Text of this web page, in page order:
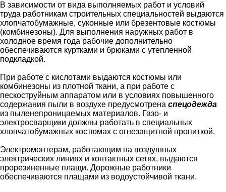
В зависимости от вида выполняемых работ и условий
труда работникам строительных специальностей выдаются
хлопчатобумажные, суконные или брезентовые костюмы
(комбинезоны). Для выполнения наружных работ в
холодное время года рабочие дополнительно
обеспечиваются куртками и брюками с утепленной
подкладкой.
При работе с кислотами выдаются костюмы или
комбинезоны из плотной ткани, а при работе с
пескоструйным аппаратом или в условиях повышенного
содержания пыли в воздухе предусмотрена спецодежда
из пыленепроницаемых материалов. Газо- и
электросварщики должны работать в специальных
хлопчатобумажных костюмах с огнезащитной пропиткой.
Электромонтерам, работающим на воздушных
электрических линиях и контактных сетях, выдаются
прорезиненные плащи. Дорожные работники
обеспечиваются плащами из водоустойчивой ткани.